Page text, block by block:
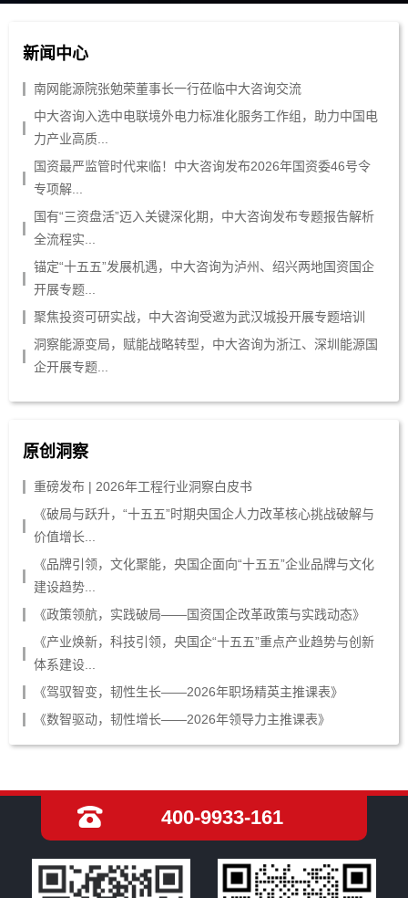
新闻中心
南网能源院张勉荣董事长一行莅临中大咨询交流
中大咨询入选中电联境外电力标准化服务工作组，助力中国电
力产业高质...
国资最严监管时代来临！中大咨询发布2026年国资委46号令
专项解...
国有“三资盘活”迈入关键深化期，中大咨询发布专题报告解析
全流程实...
锚定“十五五”发展机遇，中大咨询为泸州、绍兴两地国资国企
开展专题...
聚焦投资可研实战，中大咨询受邀为武汉城投开展专题培训
洞察能源变局，赋能战略转型，中大咨询为浙江、深圳能源国
企开展专题...
原创洞察
重磅发布 | 2026年工程行业洞察白皮书
《破局与跃升，“十五五”时期央国企人力改革核心挑战破解与
价值增长...
《品牌引领，文化聚能，央国企面向“十五五”企业品牌与文化
建设趋势...
《政策领航，实践破局——国资国企改革政策与实践动态》
《产业焕新，科技引领，央国企“十五五”重点产业趋势与创新
体系建设...
《驾驭智变，韧性生长——2026年职场精英主推课表》
《数智驱动，韧性增长——2026年领导力主推课表》
400-9933-161